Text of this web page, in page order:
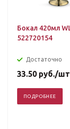
Бокал 420мл WL-
522720154
Достаточно
33.50 руб./шт
ПОДРОБНЕЕ